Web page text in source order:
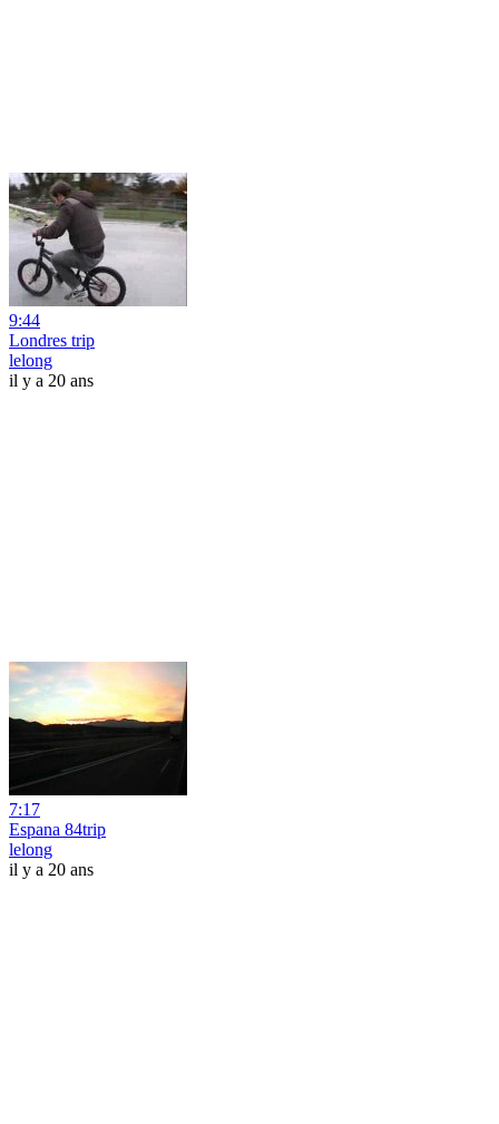
9:44
Londres trip
lelong
il y a 20 ans
7:17
Espana 84trip
lelong
il y a 20 ans